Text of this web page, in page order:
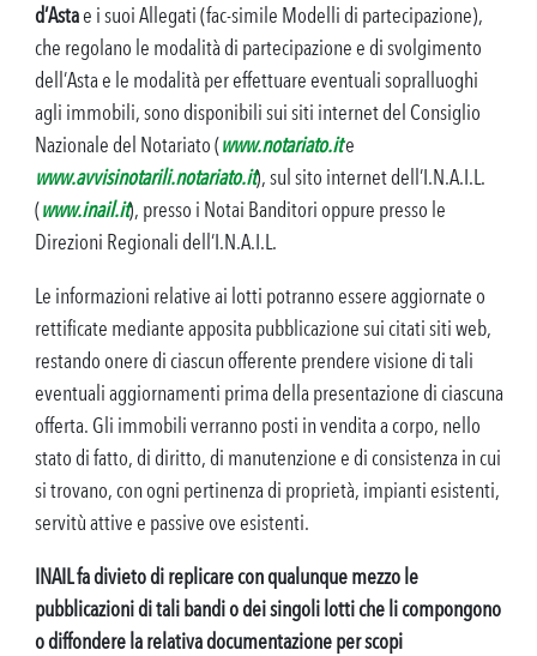
d’Astae i suoi Allegati (fac-simile Modelli di partecipazione),
che regolano le modalità di partecipazione e di svolgimento
dell’Asta e le modalità per effettuare eventuali sopralluoghi
agli immobili, sono disponibili sui siti internet del Consiglio
Nazionale del Notariato (www.notariato.ite
www.avvisinotarili.notariato.it), sul sito internet dell’I.N.A.I.L.
(www.inail.it), presso i Notai Banditori oppure presso le
Direzioni Regionali dell’I.N.A.I.L.
Le informazioni relative ai lotti potranno essere aggiornate o
rettificate mediante apposita pubblicazione sui citati siti web,
restando onere di ciascun offerente prendere visione di tali
eventuali aggiornamenti prima della presentazione di ciascuna
offerta. Gli immobili verranno posti in vendita a corpo, nello
stato di fatto, di diritto, di manutenzione e di consistenza in cui
si trovano, con ogni pertinenza di proprietà, impianti esistenti,
servitù attive e passive ove esistenti.
INAIL fa divieto di replicare con qualunque mezzo le
pubblicazioni di tali bandi o dei singoli lotti che li compongono
o diffondere la relativa documentazione per scopi